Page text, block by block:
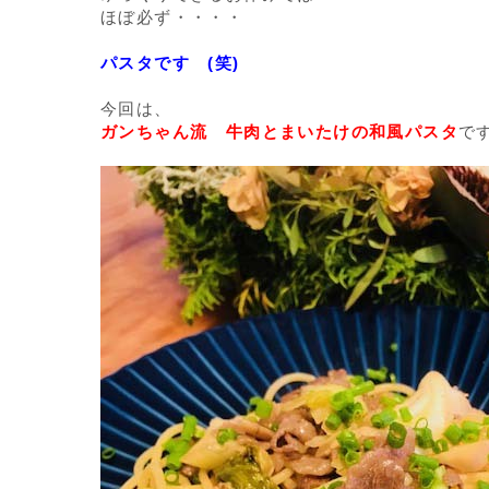
ほぼ必ず・・・・
パスタです (笑)
今回は、
ガンちゃん流 牛肉とまいたけの和風パスタ で